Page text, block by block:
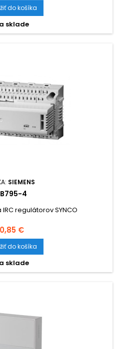
do košíka
sklade
SIEMENS
4
regulátorov SYNCO
€
do košíka
sklade